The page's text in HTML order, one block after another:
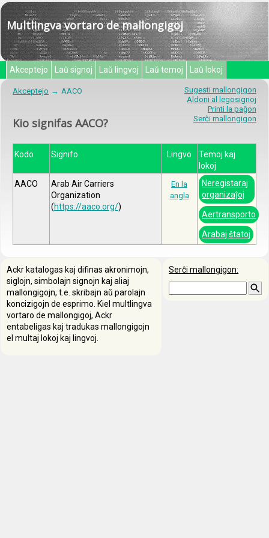
Multlingva vortaro de mallongigoj
Akceptejo Laŭ signoj Laŭ lingvoj Laŭ temoj Laŭ lokoj
Sugesti mallongigon
Aldoni al legosignoj
Printi la paĝon
Serĉi mallongigon
Akceptejo AACO
Kio signifas AACO?
Kodo Signifo Lingvo
Temoj kaj
lokoj
AACO
Arab Air Carriers
Organization
(https://aaco.org/)
En la
angla
Neregistaraj
organizaĵoj
Aertransporto
Arabaj ŝtatoj
Serĉi mallongigon:
Ackr katalogas kaj difinas akronimojn,
siglojn, simbolajn signojn kaj aliaj
mallongigojn, t.e. skribajn aŭ parolajn
koncizigojn de esprimo. Kiel multlingva
vortaro de mallongigoj, Ackr
entabeligas kaj tradukas mallongigojn
el multaj lokoj kaj lingvoj.